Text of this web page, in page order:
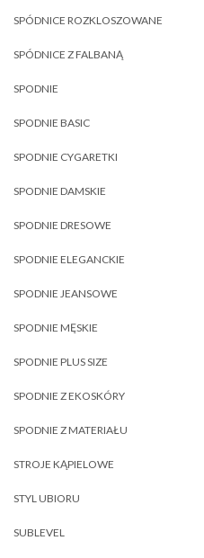
SPÓDNICE ROZKLOSZOWANE
SPÓDNICE Z FALBANĄ
SPODNIE
SPODNIE BASIC
SPODNIE CYGARETKI
SPODNIE DAMSKIE
SPODNIE DRESOWE
SPODNIE ELEGANCKIE
SPODNIE JEANSOWE
SPODNIE MĘSKIE
SPODNIE PLUS SIZE
SPODNIE Z EKOSKÓRY
SPODNIE Z MATERIAŁU
STROJE KĄPIELOWE
STYL UBIORU
SUBLEVEL